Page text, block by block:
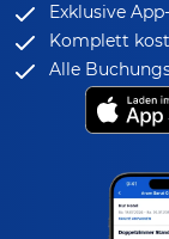
Exklusive
Komplett
Alle